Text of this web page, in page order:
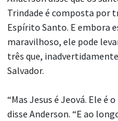
Trindade é composta por
Espírito Santo. E embora
maravilhoso, ele pode
três que,
Salvador.
“Mas Jesus é Jeová. Ele é
disse Anderson. “E ao